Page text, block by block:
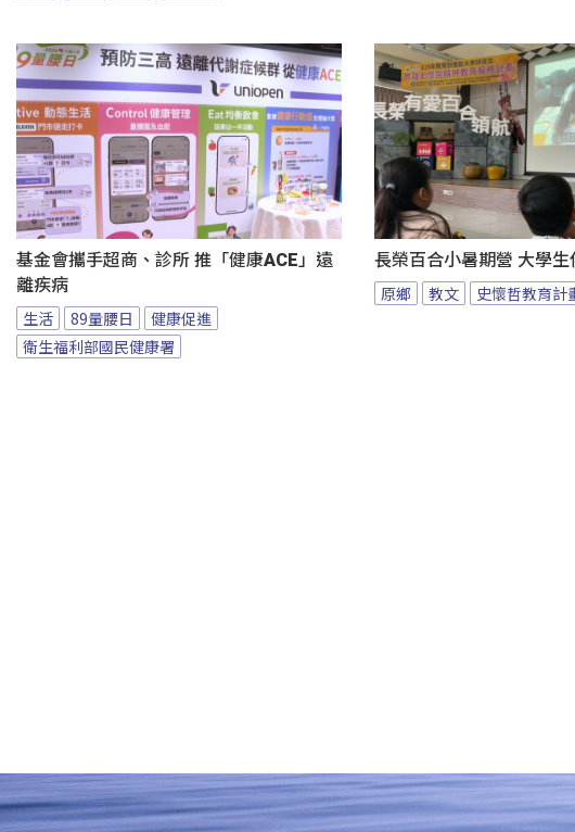
基金會攜手超商、診所 推「健康ACE」遠
離疾病
生活 89量腰日
健康促進
衛生福利部國民健康署
長榮百合小暑期營 大學
原鄉 教文 史懷哲教育計